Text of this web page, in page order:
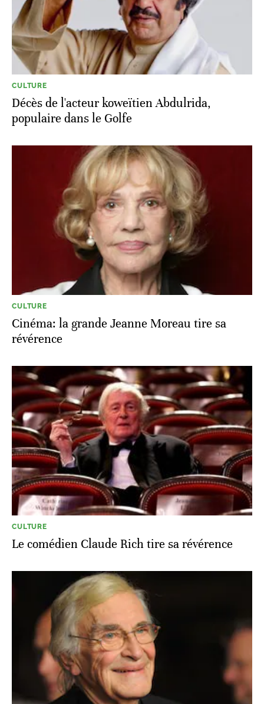
CULTURE
Décès de l'acteur koweïtien Abdulrida,
populaire dans le Golfe
CULTURE
Cinéma: la grande Jeanne Moreau tire sa
révérence
CULTURE
Le comédien Claude Rich tire sa révérence